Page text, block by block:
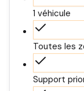
1 véhicule
Toutes les
Support